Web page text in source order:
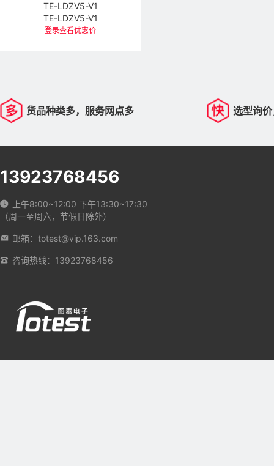
TE-LDZV5-V1
TE-LDZV5-V1
登录查看优惠价
货品种类多，服务网点多 选型询
13923768456
上午8:00~12:00 下午13:30~17:30
（周一至周六，节假日除外）
邮箱：totest@vip.163.com
咨询热线：13923768456